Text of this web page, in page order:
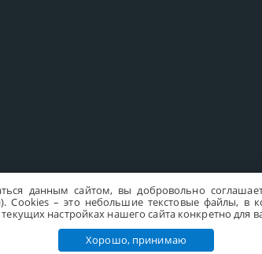
данным сайтом, вы добровольно
Сookies – это небольшие текстовые файлы, в
настройках нашего сайта конкретно для
Хорошо, принимаю